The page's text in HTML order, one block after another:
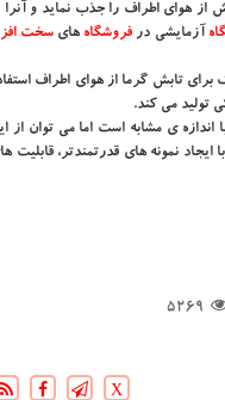
از هوای اطراف را جذب نماید و آنرا
آزمایشی در فروشگاه های سخت
تابش گرما از هوای اطراف
تولید می كند.
با اندازه ی مشابه است اما می توان از
نمونه های قدرتمندتر، قابلیت
5269
X